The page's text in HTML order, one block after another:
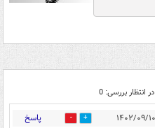
در انتظار بررسی: 0
124 پاسخ